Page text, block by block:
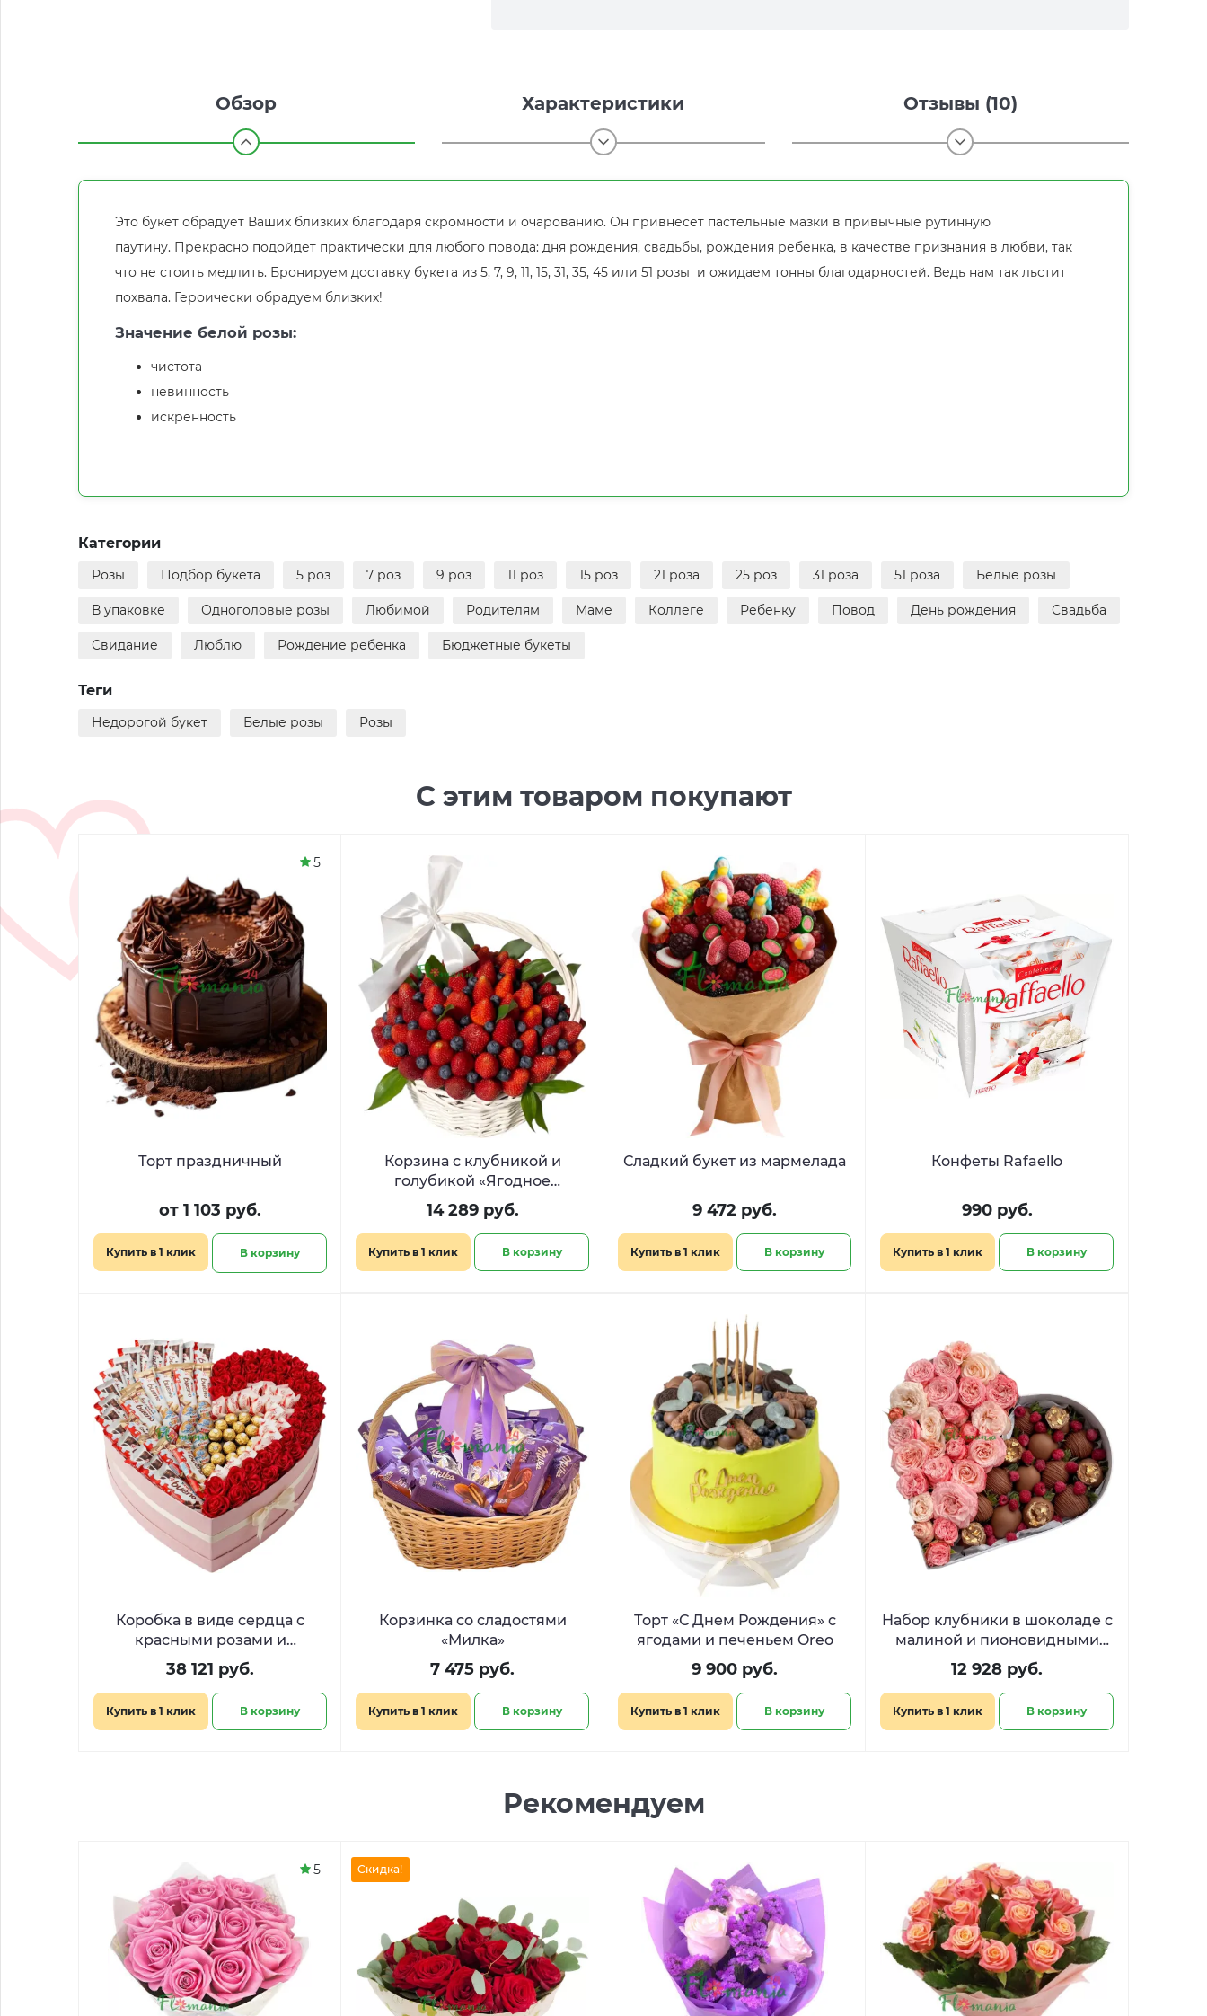
Обзор Характеристики Отзывы (10)
Это букет обрадует Ваших близких благодаря скромности и очарованию. Он привнесет пастельные мазки в привычные рутинную
паутину. Прекрасно подойдет практически для любого повода: дня рождения, свадьбы, рождения ребенка, в качестве признания в любви, так
что не стоить медлить. Бронируем доставку букета из 5, 7, 9, 11, 15, 31, 35, 45 или 51 розы и ожидаем тонны благодарностей. Ведь нам так льстит
похвала. Героически обрадуем близких!
Значение белой розы:
чистота
невинность
искренность
Категории
Розы Подбор букета 5 роз 7 роз 9 роз 11 роз 15 роз 21 роза 25 роз 31 роза 51 роза Белые розы
В упаковке Одноголовые розы Любимой Родителям Маме Коллеге Ребенку Повод День рождения Свадьба
Свидание Люблю Рождение ребенка Бюджетные букеты
Теги
Недорогой букет Белые розы Розы
С этим товаром покупают
Торт праздничный
от 1 103 руб.
Купить в 1 клик В корзину
5
Корзина с клубникой и
голубикой «Ягодное
созвездие»
14 289 руб.
Купить в 1 клик В корзину
Сладкий букет из мармелада
9 472 руб.
Купить в 1 клик В корзину
Конфеты Rafaello
990 руб.
Купить в 1 клик В корзину
Коробка в виде сердца с
красными розами и
сладостями «Дыхание любви»
38 121 руб.
Купить в 1 клик В корзину
Корзинка со сладостями
«Милка»
7 475 руб.
Купить в 1 клик В корзину
Торт «С Днем Рождения» с
ягодами и печеньем Oreo
9 900 руб.
Купить в 1 клик В корзину
Набор клубники в шоколаде с
малиной и пионовидными
розами «Десерт для королевы​
»
12 928 руб.
Купить в 1 клик В корзину
Рекомендуем
5 Скидка!